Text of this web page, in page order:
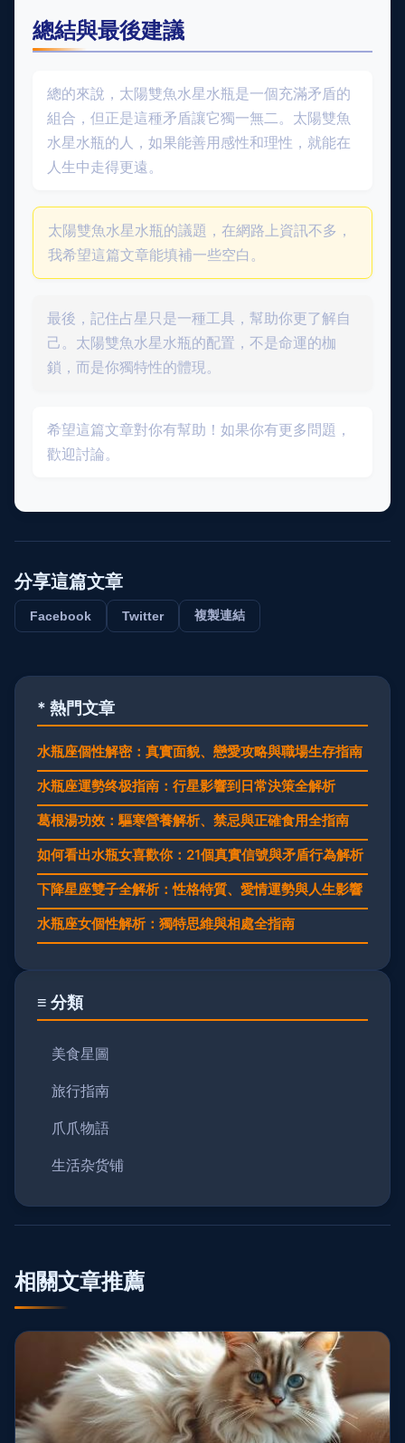
總結與最後建議
總的來說，太陽雙魚水星水瓶是一個充滿矛盾的
組合，但正是這種矛盾讓它獨一無二。太陽雙魚
水星水瓶的人，如果能善用感性和理性，就能在
人生中走得更遠。
太陽雙魚水星水瓶的議題，在網路上資訊不多，
我希望這篇文章能填補一些空白。
最後，記住占星只是一種工具，幫助你更了解自
己。太陽雙魚水星水瓶的配置，不是命運的枷
鎖，而是你獨特性的體現。
希望這篇文章對你有幫助！如果你有更多問題，
歡迎討論。
分享這篇文章
Facebook Twitter 複製連結
* 熱門文章
水瓶座個性解密：真實面貌、戀愛攻略與職場生存指南
水瓶座運勢终极指南：行星影響到日常決策全解析
葛根湯功效：驅寒營養解析、禁忌與正確食用全指南
如何看出水瓶女喜歡你：21個真實信號與矛盾行為解析
下降星座雙子全解析：性格特質、愛情運勢與人生影響
水瓶座女個性解析：獨特思維與相處全指南
≡ 分類
美食星圖
旅行指南
爪爪物語
生活杂货铺
相關文章推薦